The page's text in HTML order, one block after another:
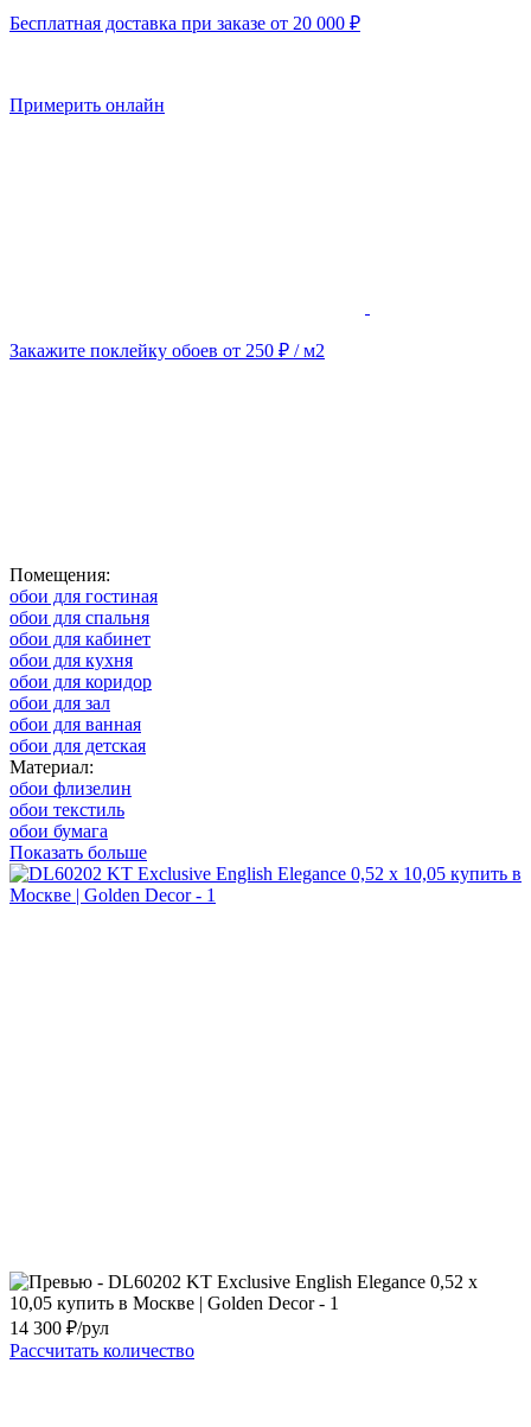
Бесплатная доставка при заказе от 20 000 ₽
Примерить онлайн
Закажите поклейку обоев от 250 ₽ / м2
Помещения:
обои для гостиная
обои для спальня
обои для кабинет
обои для кухня
обои для коридор
обои для зал
обои для ванная
обои для детская
Материал:
обои флизелин
обои текстиль
обои бумага
Показать больше
14 300 ₽/рул
Рассчитать количество